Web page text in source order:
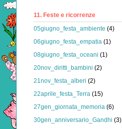
11. Feste e ricorrenze
05giugno_festa_ambiente (4)
06giugno_festa_empatia (1)
08giugno_festa_oceani (1)
20nov_diritti_bambini (2)
21nov_festa_alberi (2)
22aprile_festa_Terra (15)
27gen_giornata_memoria (6)
30gen_anniversario_Gandhi (3)